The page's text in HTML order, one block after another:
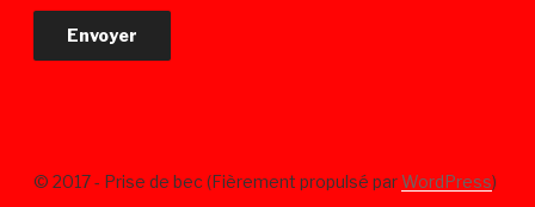
© 2017 - Prise de bec (Fièrement propulsé parWordPress)